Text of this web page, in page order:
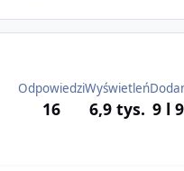
Odpowiedzi
16
Wyświetleń
6,9 tys. 9 l